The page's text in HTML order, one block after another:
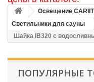
Освещение
Светильники для сауны
Шайка IB320 с
ПОПУЛЯРНЫЕ